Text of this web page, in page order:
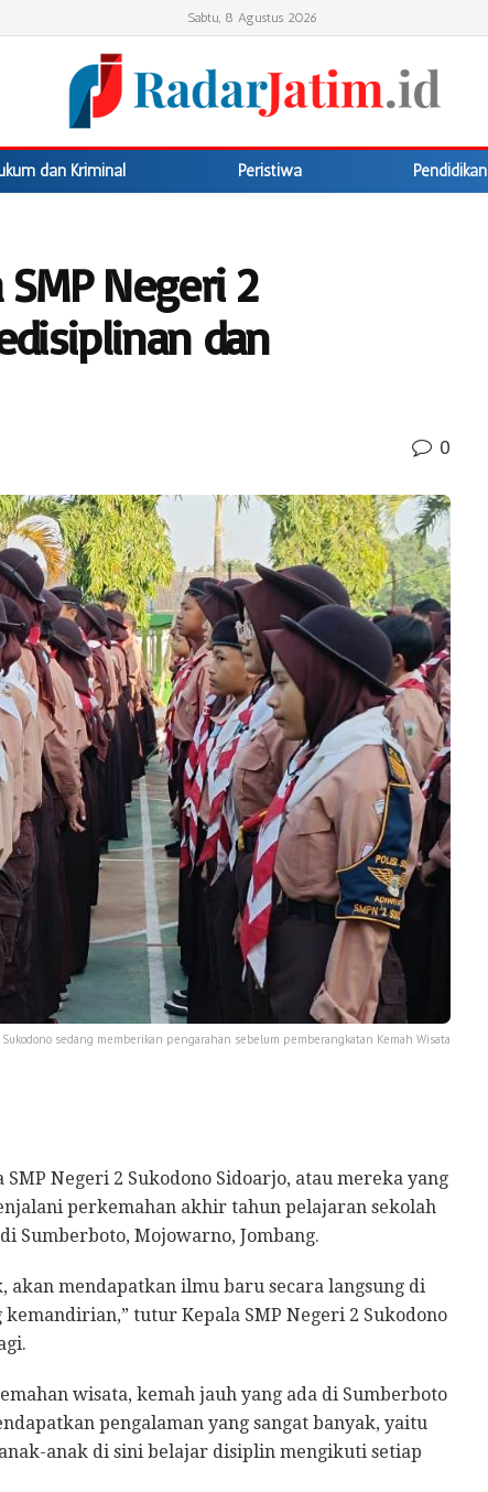
Sabtu, 8 Agustus 2026
dan Kriminal Peristiwa Pendidikan
Negeri 2
dan
0
sedang memberikan pengarahan sebelum pemberangkatan Kemah Wisata
SMP Negeri 2 Sukodono Sidoarjo, atau mereka yang
perkemahan akhir tahun pelajaran sekolah
Sumberboto, Mojowarno, Jombang.
akan mendapatkan ilmu baru secara langsung di
tutur Kepala SMP Negeri 2 Sukodono
wisata, kemah jauh yang ada di Sumberboto
pengalaman yang sangat banyak, yaitu
anak di sini belajar disiplin mengikuti setiap